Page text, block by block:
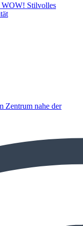
WOW! Stilvolles
Zentrum nahe der